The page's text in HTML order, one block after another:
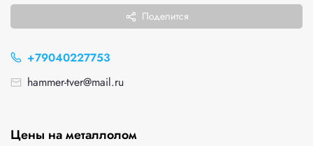
Поделится
+79040227753
hammer-tver@mail.ru
Цены на металлолом